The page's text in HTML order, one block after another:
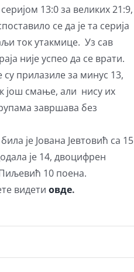
13:0 за великих 21:9,
се да је та серија
ток утакмице. Уз сав
није успео да се врати.
прилазиле за минус 13,
још смање, али нису их
завршава без
је Јована Јевтовић са 15
је 14, двоцифрен
10 поена.
видети овде.